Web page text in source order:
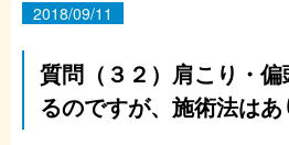
症状・お悩み別メ
2018/09/11
質問（３２）肩こり・
るのですが、施術法はあ